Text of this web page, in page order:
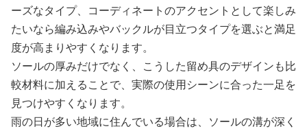
ーズなタイプ、コーディネートのアクセントとして楽しみ
たいなら編み込みやバックルが目立つタイプを選ぶと満足
度が高まりやすくなります。
ソールの厚みだけでなく、こうした留め具のデザインも比
較材料に加えることで、実際の使用シーンに合った一足を
見つけやすくなります。
雨の日が多い地域に住んでいる場合は、ソールの溝が深く